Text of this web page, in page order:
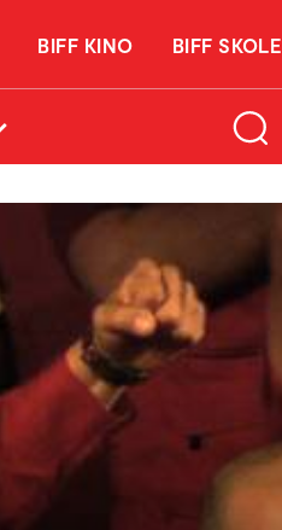
BIFF KINO BIFF SKOLE